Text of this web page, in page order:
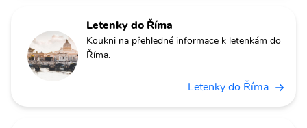
Letenky do Říma
Koukni na přehledné informace k letenkám do
Říma.
Letenky do Říma